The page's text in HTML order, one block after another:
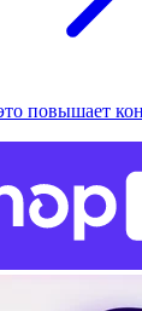
повышает